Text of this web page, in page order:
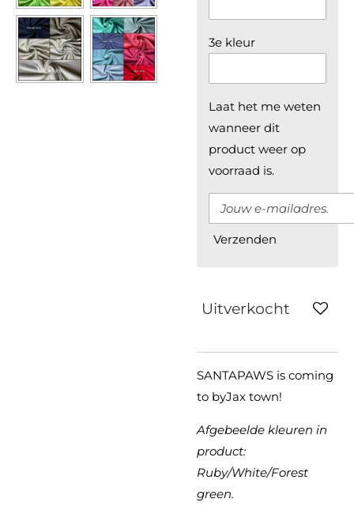
3e kleur
Laat het me weten
wanneer dit
product weer op
voorraad is.
Verzenden
Uitverkocht
SANTAPAWS is coming
to byJax town!
Afgebeelde kleuren in
product:
Ruby/White/Forest
green.